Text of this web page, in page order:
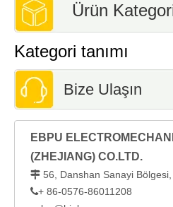
Ürün
Kategori tanımı
Bize Ulaşın
EBPU
(ZHEJIANG) CO.LTD.
 56, Danshan Sanayi
+ 86-0576-86011208